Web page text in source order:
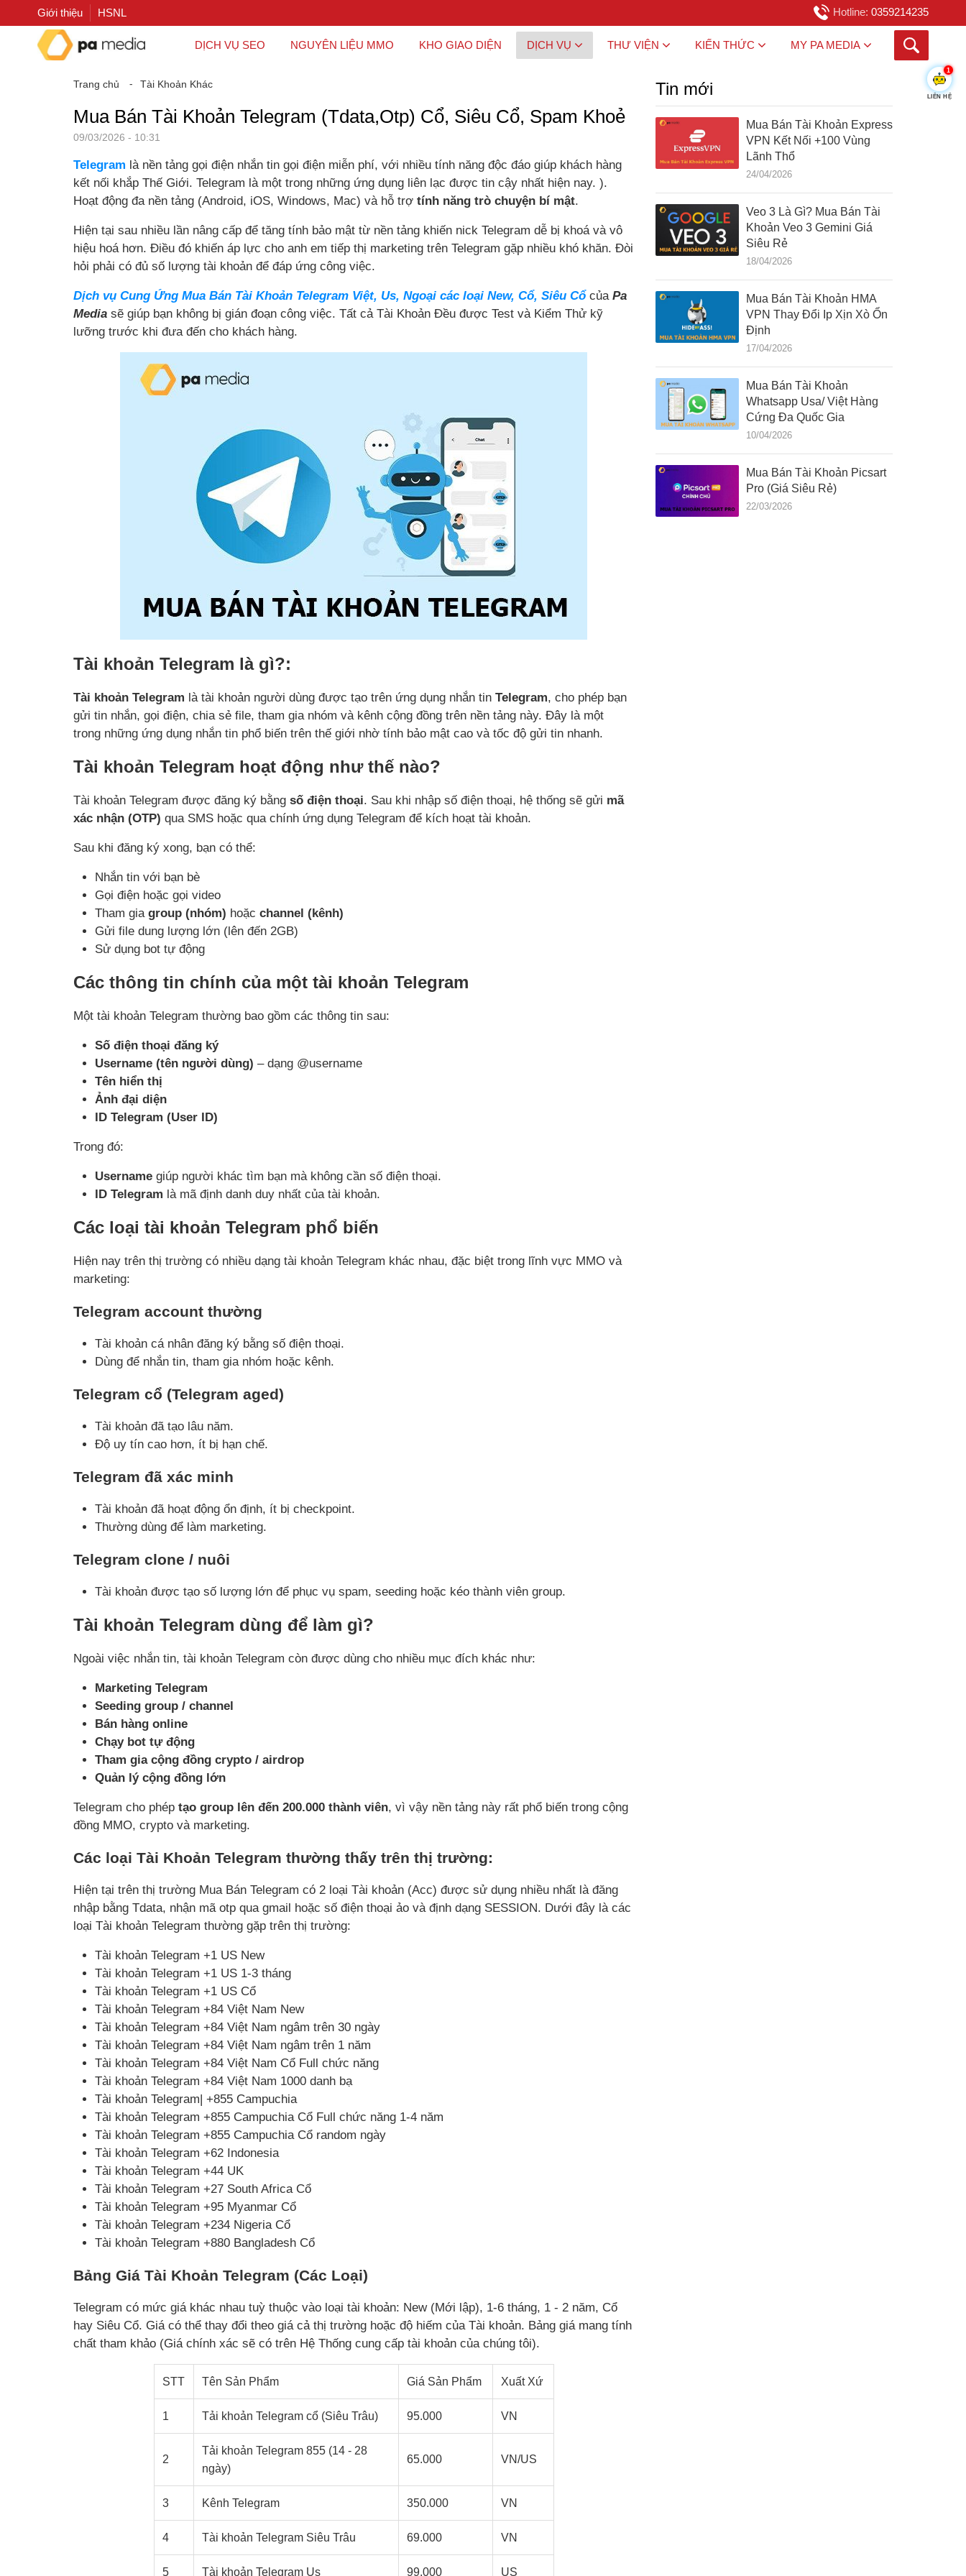
Giới thiệu HSNL Hotline: 0359214235
DỊCH VỤ SEO NGUYÊN LIỆU MMO KHO GIAO DIỆN DỊCH VỤ THƯ VIỆN KIẾN THỨC MY PA MEDIA
Trang chủ ⁃ Tài Khoản Khác
Mua Bán Tài Khoản Telegram (Tdata,Otp) Cổ, Siêu Cổ, Spam Khoẻ
09/03/2026 - 10:31
Telegram là nền tảng gọi điện nhắn tin gọi điện miễn phí, với nhiều tính năng độc đáo giúp khách hàng
kết nối khắp Thế Giới. Telegram là một trong những ứng dụng liên lạc được tin cậy nhất hiện nay. ).
Hoạt động đa nền tảng (Android, iOS, Windows, Mac) và hỗ trợ tính năng trò chuyện bí mật.
Hiện tại sau nhiều lần nâng cấp để tăng tính bảo mật từ nền tảng khiến nick Telegram dễ bị khoá và vô
hiệu hoá hơn. Điều đó khiến áp lực cho anh em tiếp thị marketing trên Telegram gặp nhiều khó khăn. Đòi
hỏi phải có đủ số lượng tài khoản để đáp ứng công việc.
Dịch vụ Cung Ứng Mua Bán Tài Khoản Telegram Việt, Us, Ngoại các loại New, Cổ, Siêu Cổ của Pa
Media sẽ giúp bạn không bị gián đoạn công việc. Tất cả Tài Khoản Đều được Test và Kiểm Thử kỹ
lưỡng trước khi đưa đến cho khách hàng.
Tài khoản Telegram là gì?:
Tài khoản Telegram là tài khoản người dùng được tạo trên ứng dụng nhắn tin Telegram, cho phép bạn
gửi tin nhắn, gọi điện, chia sẻ file, tham gia nhóm và kênh cộng đồng trên nền tảng này. Đây là một
trong những ứng dụng nhắn tin phổ biến trên thế giới nhờ tính bảo mật cao và tốc độ gửi tin nhanh.
Tài khoản Telegram hoạt động như thế nào?
Tài khoản Telegram được đăng ký bằng số điện thoại. Sau khi nhập số điện thoại, hệ thống sẽ gửi mã
xác nhận (OTP) qua SMS hoặc qua chính ứng dụng Telegram để kích hoạt tài khoản.
Sau khi đăng ký xong, bạn có thể:
Nhắn tin với bạn bè
Gọi điện hoặc gọi video
Tham gia group (nhóm) hoặc channel (kênh)
Gửi file dung lượng lớn (lên đến 2GB)
Sử dụng bot tự động
Các thông tin chính của một tài khoản Telegram
Một tài khoản Telegram thường bao gồm các thông tin sau:
Số điện thoại đăng ký
Username (tên người dùng) – dạng @username
Tên hiển thị
Ảnh đại diện
ID Telegram (User ID)
Trong đó:
Username giúp người khác tìm bạn mà không cần số điện thoại.
ID Telegram là mã định danh duy nhất của tài khoản.
Các loại tài khoản Telegram phổ biến
Hiện nay trên thị trường có nhiều dạng tài khoản Telegram khác nhau, đặc biệt trong lĩnh vực MMO và
marketing:
Telegram account thường
Tài khoản cá nhân đăng ký bằng số điện thoại.
Dùng để nhắn tin, tham gia nhóm hoặc kênh.
Telegram cổ (Telegram aged)
Tài khoản đã tạo lâu năm.
Độ uy tín cao hơn, ít bị hạn chế.
Telegram đã xác minh
Tài khoản đã hoạt động ổn định, ít bị checkpoint.
Thường dùng để làm marketing.
Telegram clone / nuôi
Tài khoản được tạo số lượng lớn để phục vụ spam, seeding hoặc kéo thành viên group.
Tài khoản Telegram dùng để làm gì?
Ngoài việc nhắn tin, tài khoản Telegram còn được dùng cho nhiều mục đích khác như:
Marketing Telegram
Seeding group / channel
Bán hàng online
Chạy bot tự động
Tham gia cộng đồng crypto / airdrop
Quản lý cộng đồng lớn
Telegram cho phép tạo group lên đến 200.000 thành viên, vì vậy nền tảng này rất phổ biến trong cộng
đồng MMO, crypto và marketing.
Các loại Tài Khoản Telegram thường thấy trên thị trường:
Hiện tại trên thị trường Mua Bán Telegram có 2 loại Tài khoản (Acc) được sử dụng nhiều nhất là đăng
nhập bằng Tdata, nhận mã otp qua gmail hoặc số điện thoại ảo và định dạng SESSION. Dưới đây là các
loại Tài khoản Telegram thường gặp trên thị trường:
Tài khoản Telegram +1 US New
Tài khoản Telegram +1 US 1-3 tháng
Tài khoản Telegram +1 US Cổ
Tài khoản Telegram +84 Việt Nam New
Tài khoản Telegram +84 Việt Nam ngâm trên 30 ngày
Tài khoản Telegram +84 Việt Nam ngâm trên 1 năm
Tài khoản Telegram +84 Việt Nam Cổ Full chức năng
Tài khoản Telegram +84 Việt Nam 1000 danh bạ
Tài khoản Telegram| +855 Campuchia
Tài khoản Telegram +855 Campuchia Cổ Full chức năng 1-4 năm
Tài khoản Telegram +855 Campuchia Cổ random ngày
Tài khoản Telegram +62 Indonesia
Tài khoản Telegram +44 UK
Tài khoản Telegram +27 South Africa Cổ
Tài khoản Telegram +95 Myanmar Cổ
Tài khoản Telegram +234 Nigeria Cổ
Tài khoản Telegram +880 Bangladesh Cổ
Bảng Giá Tài Khoản Telegram (Các Loại)
Telegram có mức giá khác nhau tuỳ thuộc vào loại tài khoản: New (Mới lập), 1-6 tháng, 1 - 2 năm, Cổ
hay Siêu Cổ. Giá có thể thay đổi theo giá cả thị trường hoặc độ hiếm của Tài khoản. Bảng giá mang tính
chất tham khảo (Giá chính xác sẽ có trên Hệ Thống cung cấp tài khoản của chúng tôi).
STT Tên Sản Phẩm Giá Sản Phẩm Xuất Xứ
1 Tải khoản Telegram cổ (Siêu Trâu) 95.000 VN
2
Tải khoản Telegram 855 (14 - 28
ngày)
65.000 VN/US
3 Kênh Telegram 350.000 VN
4 Tài khoản Telegram Siêu Trâu 69.000 VN
5 Tài khoản Telegram Us 99.000 US
Tin mới
Mua Bán Tài Khoản Express
VPN Kết Nối +100 Vùng
Lãnh Thổ
24/04/2026
Veo 3 Là Gì? Mua Bán Tài
Khoản Veo 3 Gemini Giá
Siêu Rẻ
18/04/2026
Mua Bán Tài Khoản HMA
VPN Thay Đổi Ip Xịn Xò Ổn
Định
17/04/2026
Mua Bán Tài Khoản
Whatsapp Usa/ Việt Hàng
Cứng Đa Quốc Gia
10/04/2026
Mua Bán Tài Khoản Picsart
Pro (Giá Siêu Rẻ)
22/03/2026
1
LIÊN HỆ